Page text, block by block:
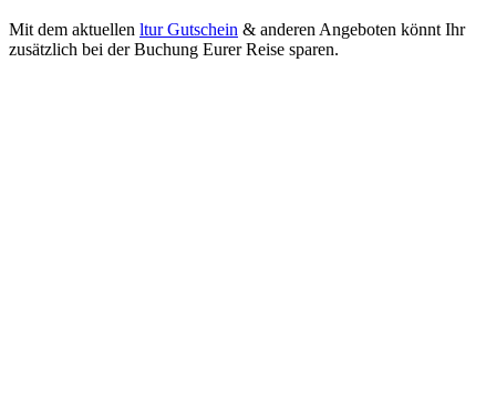
Mit dem aktuellen ltur Gutschein & anderen Angeboten könnt Ihr
zusätzlich bei der Buchung Eurer Reise sparen.